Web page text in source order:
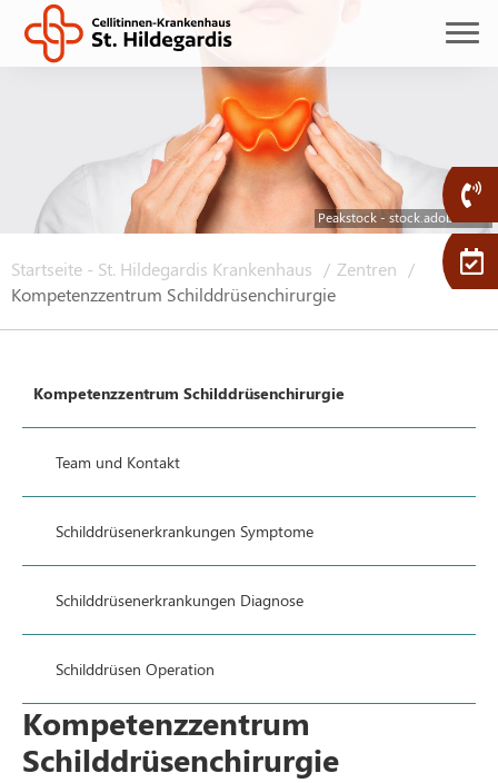
Peakstock - stock.adobe.com
Startseite - St. Hildegardis Krankenhaus
Zentren
Kompetenzzentrum Schilddrüsenchirurgie
Kompetenzzentrum Schilddrüsenchirurgie
Team und Kontakt
Schilddrüsenerkrankungen Symptome
Schilddrüsenerkrankungen Diagnose
Schilddrüsen Operation
Kompetenzzentrum
Schilddrüsenchirurgie